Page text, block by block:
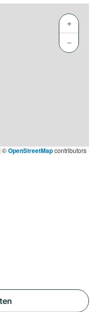
+
−
©OpenStreetMapcontributors